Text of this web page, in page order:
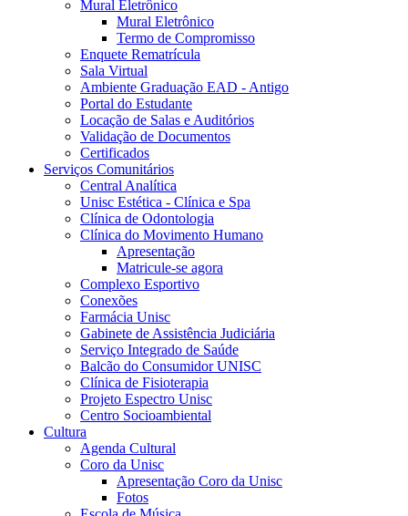
Mural Eletrônico
Mural Eletrônico
Termo de Compromisso
Enquete Rematrícula
Sala Virtual
Ambiente Graduação EAD - Antigo
Portal do Estudante
Locação de Salas e Auditórios
Validação de Documentos
Certificados
Serviços Comunitários
Central Analítica
Unisc Estética - Clínica e Spa
Clínica de Odontologia
Clínica do Movimento Humano
Apresentação
Matricule-se agora
Complexo Esportivo
Conexões
Farmácia Unisc
Gabinete de Assistência Judiciária
Serviço Integrado de Saúde
Balcão do Consumidor UNISC
Clínica de Fisioterapia
Projeto Espectro Unisc
Centro Socioambiental
Cultura
Agenda Cultural
Coro da Unisc
Apresentação Coro da Unisc
Fotos